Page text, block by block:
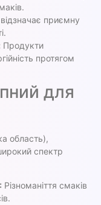
приємну
Продукти
протягом
для
область),
спектр
Різноманіття смаків